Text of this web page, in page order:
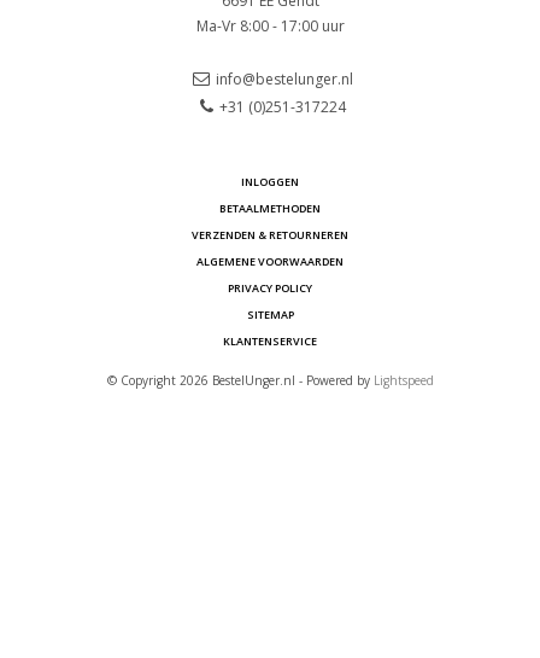
Ma-Vr 8:00 - 17:00 uur
info@bestelunger.nl
+31 (0)251-317224
INLOGGEN
BETAALMETHODEN
VERZENDEN & RETOURNEREN
ALGEMENE VOORWAARDEN
PRIVACY POLICY
SITEMAP
KLANTENSERVICE
© Copyright 2026 BestelUnger.nl - Powered by Lightspeed